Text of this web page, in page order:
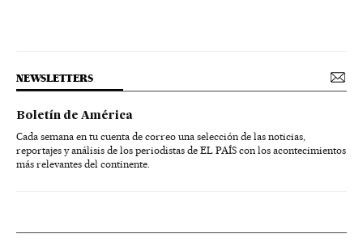
NEWSLETTERS
Boletín de América
Cada semana en tu cuenta de correo una selección de las noticias,
reportajes y análisis de los periodistas de EL PAÍS con los acontecimientos
más relevantes del continente.